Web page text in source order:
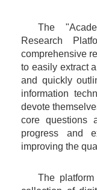
The
Research
comprehensive
to easily extract
and quickly
information
devote
core questions
progress and
improving the
The